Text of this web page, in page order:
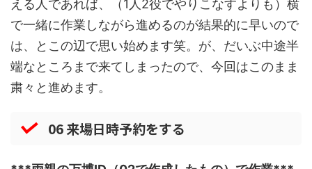
える人であれば、（1人2役でやりこなすよりも）横
で一緒に作業しながら進めるのが結果的に早いので
は、とこの辺で思い始めます笑。が、だいぶ中途半
端なところまで来てしまったので、今回はこのまま
粛々と進めます。
06 来場日時予約をする